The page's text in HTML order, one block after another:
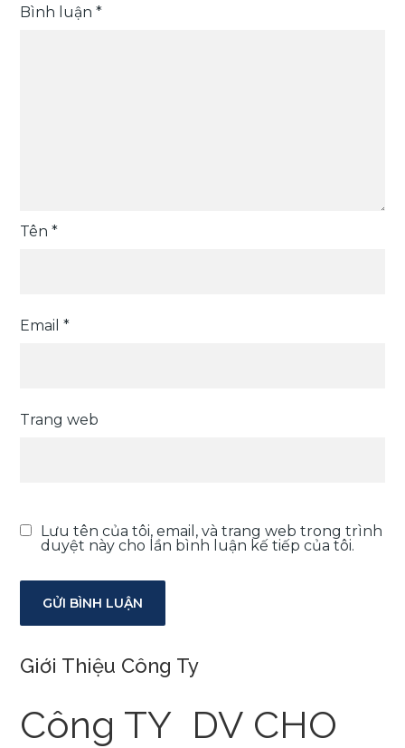
Bình luận*
Tên*
Email*
Trang web
Lưu tên của tôi, email, và trang web trong trình
duyệt này cho lần bình luận kế tiếp của tôi.
Giới Thiệu Công Ty
Công TY DV CHO